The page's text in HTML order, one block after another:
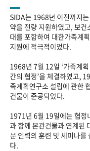
기록물 아카이브
사진 아카이브 문서 기
성과 50선 숫자로 보는
세계와 함께 한 KIHASA
VR 역사관
SIDA는 1968년 이전까지
약을 전량 지원하였고, 보
대를 포함하여 대한가족계
지원에 적극적이었다.
1968년 7월 12일 ‘가족계
간의 협정’을 체결하였고,
족계획연구소 설립에 관한
건물이 준공되었다.
1971년 6월 19일에는 협정
과 함께 본관건물과 연계된
문 인력의 훈련 및 세미나를
다.